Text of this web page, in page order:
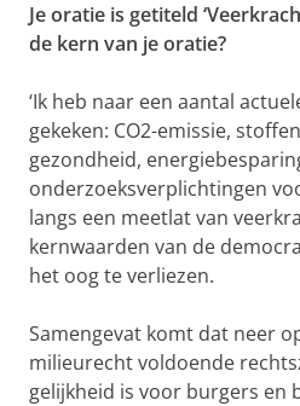
Je oratie is getiteld
de kern van je oratie?
‘Ik heb naar een aantal
gekeken: CO2-emissie,
gezondheid,
onderzoeksverplichtingen
langs een meetlat van
kernwaarden van de
het oog te verliezen.
Samengevat komt dat neer
milieurecht voldoende
gelijkheid is voor burgers en